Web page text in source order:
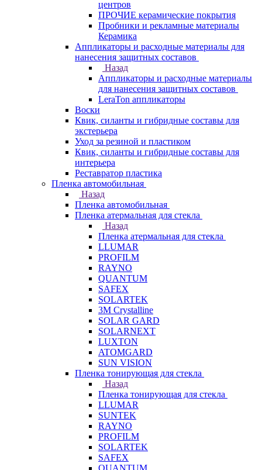
центров
ПРОЧИЕ керамические покрытия
Пробники и рекламные материалы
Керамика
Аппликаторы и расходные материалы для
нанесения защитных составов
Назад
Аппликаторы и расходные материалы
для нанесения защитных составов
LeraTon аппликаторы
Воски
Квик, силанты и гибридные составы для
экстерьера
Уход за резиной и пластиком
Квик, силанты и гибридные составы для
интерьера
Реставратор пластика
Пленка автомобильная
Назад
Пленка автомобильная
Пленка атермальная для стекла
Назад
Пленка атермальная для стекла
LLUMAR
PROFILM
RAYNO
QUANTUM
SAFEX
SOLARTEK
3M Crystalline
SOLAR GARD
SOLARNEXT
LUXTON
ATOMGARD
SUN VISION
Пленка тонирующая для стекла
Назад
Пленка тонирующая для стекла
LLUMAR
SUNTEK
RAYNO
PROFILM
SOLARTEK
SAFEX
QUANTUM